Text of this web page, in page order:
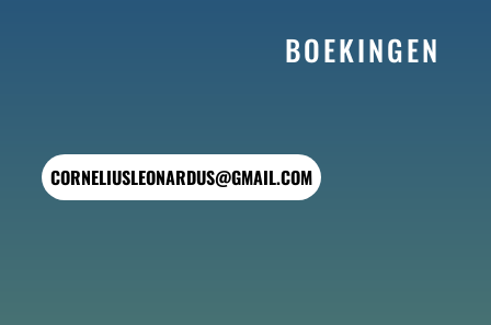
BOEKINGEN
CORNELIUSLEONARDUS@GMAIL.COM